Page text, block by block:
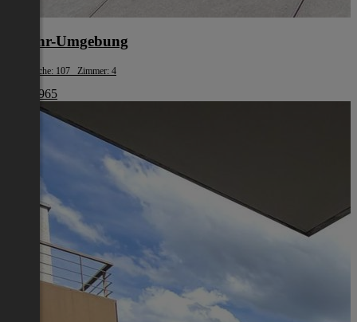
Urfahr-Umgebung
Wohnfläche: 107 Zimmer: 4
€ 533 965